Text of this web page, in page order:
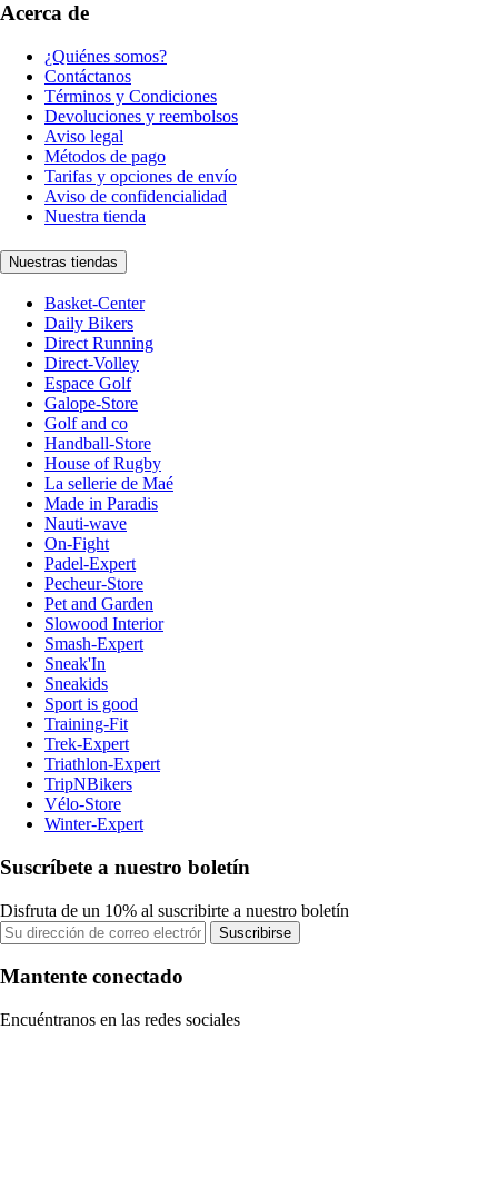
Acerca de
¿Quiénes somos?
Contáctanos
Términos y Condiciones
Devoluciones y reembolsos
Aviso legal
Métodos de pago
Tarifas y opciones de envío
Aviso de confidencialidad
Nuestra tienda
Nuestras tiendas
Basket-Center
Daily Bikers
Direct Running
Direct-Volley
Espace Golf
Galope-Store
Golf and co
Handball-Store
House of Rugby
La sellerie de Maé
Made in Paradis
Nauti-wave
On-Fight
Padel-Expert
Pecheur-Store
Pet and Garden
Slowood Interior
Smash-Expert
Sneak'In
Sneakids
Sport is good
Training-Fit
Trek-Expert
Triathlon-Expert
TripNBikers
Vélo-Store
Winter-Expert
Suscríbete a nuestro boletín
Disfruta de un 10% al suscribirte a nuestro boletín
Suscribirse
Mantente conectado
Encuéntranos en las redes sociales